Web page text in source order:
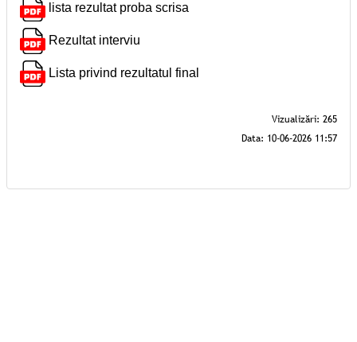
lista rezultat proba scrisa
Rezultat interviu
Lista privind rezultatul final